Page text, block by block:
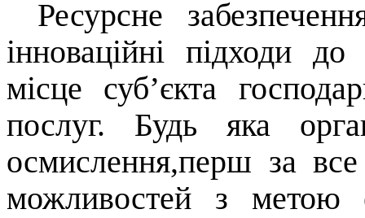
Ресурсне
інноваційні підходи
місце суб’єкта
послуг. Будь яка
осмислення,перш за все
можливостей з метою